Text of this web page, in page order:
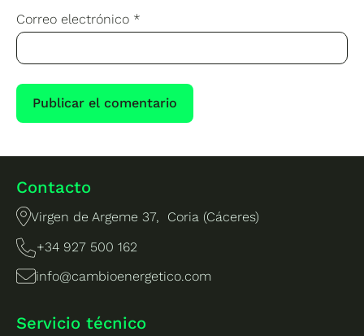
Correo electrónico *
Contacto
Virgen de Argeme 37, Coria (Cáceres)
+34 927 500 162
info@cambioenergetico.com
Servicio técnico